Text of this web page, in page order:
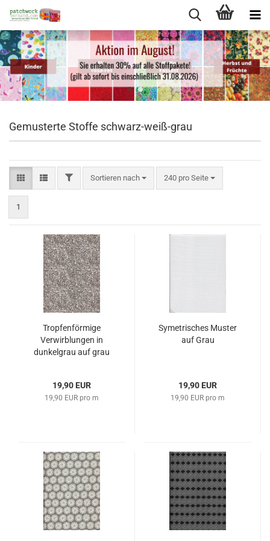
Gemusterte Stoffe schwarz-weiß-grau
FILTERSortieren nach
Sortieren nach 240 pro Seite
pro Seite
1
Tropfenförmige
Verwirblungen in
dunkelgrau auf grau
19,90 EUR
19,90 EUR pro m
Symetrisches Muster
auf Grau
19,90 EUR
19,90 EUR pro m